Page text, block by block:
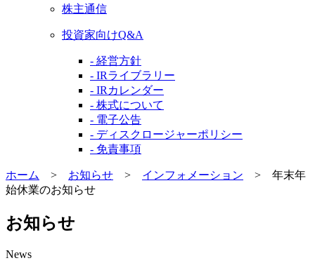
株主通信
投資家向けQ&A
- 経営方針
- IRライブラリー
- IRカレンダー
- 株式について
- 電子公告
- ディスクロージャーポリシー
- 免責事項
ホーム > お知らせ > インフォメーション > 年末年
始休業のお知らせ
お知らせ
News